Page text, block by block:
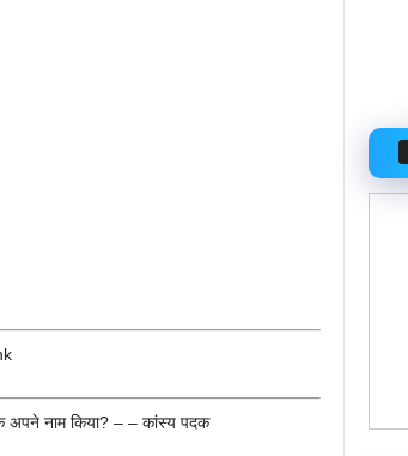
नाम किया? – – कांस्य पदक